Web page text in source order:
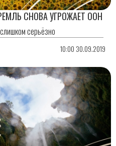
СНОВА УГРОЖАЕТ ООН
серьёзно
10:00 30.09.2019